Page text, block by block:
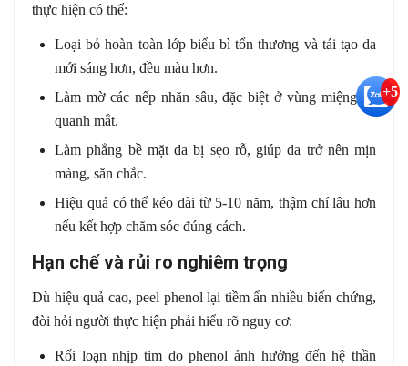
thực hiện có thể:
Loại bỏ hoàn toàn lớp biểu bì tổn thương và tái tạo da
mới sáng hơn, đều màu hơn.
Làm mờ các nếp nhăn sâu, đặc biệt ở vùng miệng và
quanh mắt.
Làm phẳng bề mặt da bị sẹo rỗ, giúp da trở nên mịn
màng, săn chắc.
Hiệu quả có thể kéo dài từ 5-10 năm, thậm chí lâu hơn
nếu kết hợp chăm sóc đúng cách.
Hạn chế và rủi ro nghiêm trọng
Dù hiệu quả cao, peel phenol lại tiềm ẩn nhiều biến chứng,
đòi hỏi người thực hiện phải hiểu rõ nguy cơ:
Rối loạn nhịp tim do phenol ảnh hưởng đến hệ thần
+5